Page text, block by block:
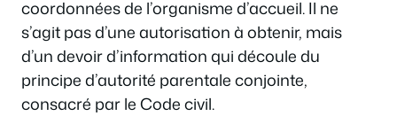
coordonnées de l’organisme d’accueil. Il ne
s’agit pas d’une autorisation à obtenir, mais
d’un devoir d’information qui découle du
principe d’autorité parentale conjointe,
consacré par le Code civil.